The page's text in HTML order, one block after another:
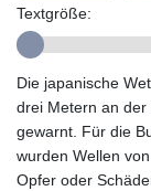
Textgröße:
Die japanische
drei Metern an
gewarnt. Für die
wurden Wellen
Opfer oder